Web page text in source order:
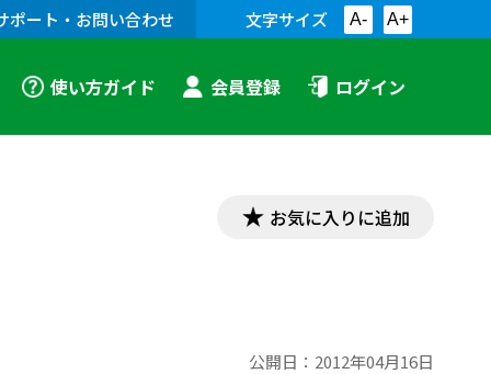
ポート・お問い合わせ 文字サイズ A- A+
使い方ガイド 会員登録 ログイン
お気に入りに追加
公開日： 2012年04月16日